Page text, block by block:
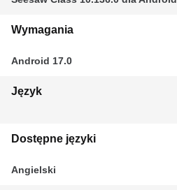
Wymagania
Android 17.0
Język
Dostępne języki
Angielski